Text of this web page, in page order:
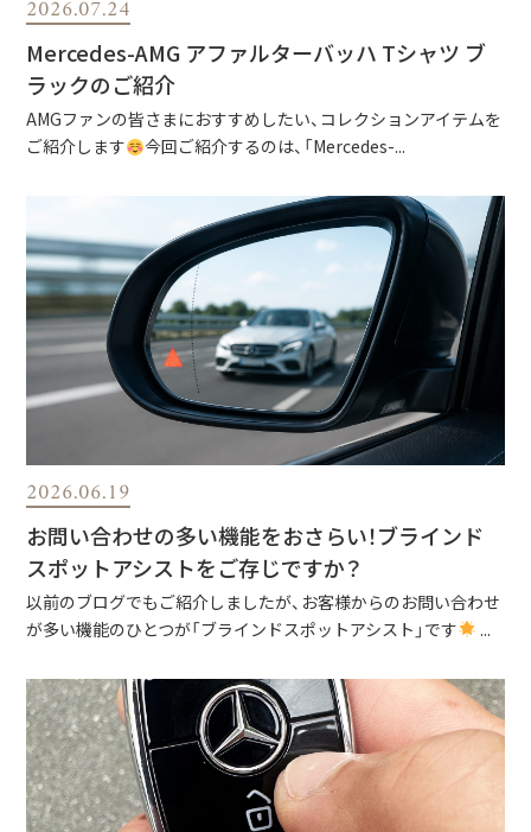
2026.07.24
Mercedes-AMG アファルターバッハ Tシャツ ブ
ラックのご紹介
AMGファンの皆さまにおすすめしたい、コレクションアイテムを
ご紹介します
今回ご紹介するのは、「Mercedes-...
2026.06.19
お問い合わせの多い機能をおさらい！ブラインド
スポットアシストをご存じですか？
以前のブログでもご紹介しましたが、お客様からのお問い合わせ
が多い機能のひとつが「ブラインドスポットアシスト」です
...